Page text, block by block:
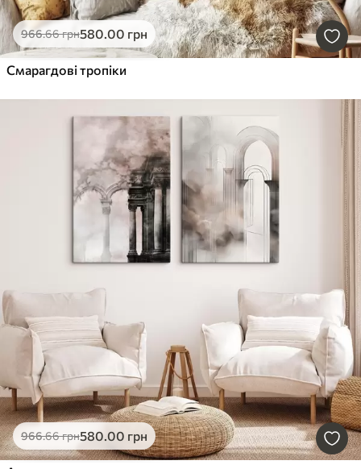
966.66грн580.00 грн
Смарагдові тропіки
966.66грн580.00 грн